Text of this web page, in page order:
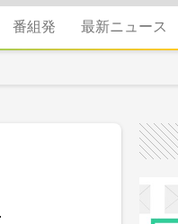
番組発 最新ニュース